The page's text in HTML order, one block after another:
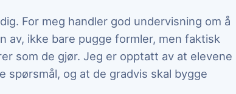
For meg handler god undervisning om å
av, ikke bare pugge formler, men faktisk
som de gjør. Jeg er opptatt av at elevene
spørsmål, og at de gradvis skal bygge